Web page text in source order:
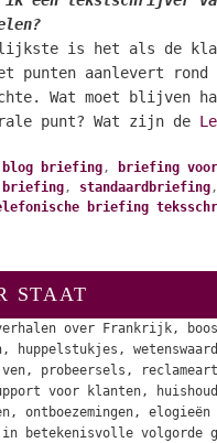
is het als de
punten aanlevert rond
Wat moet blijven
punt? Wat zijn de
blog briefing, briefing
briefing, standaardbriefing
briefing
STAAT
over Frankrijk,
huppelstukjes,
probeersels,
voor klanten,
ontboezemingen, elogieën
betekenisvolle volgorde